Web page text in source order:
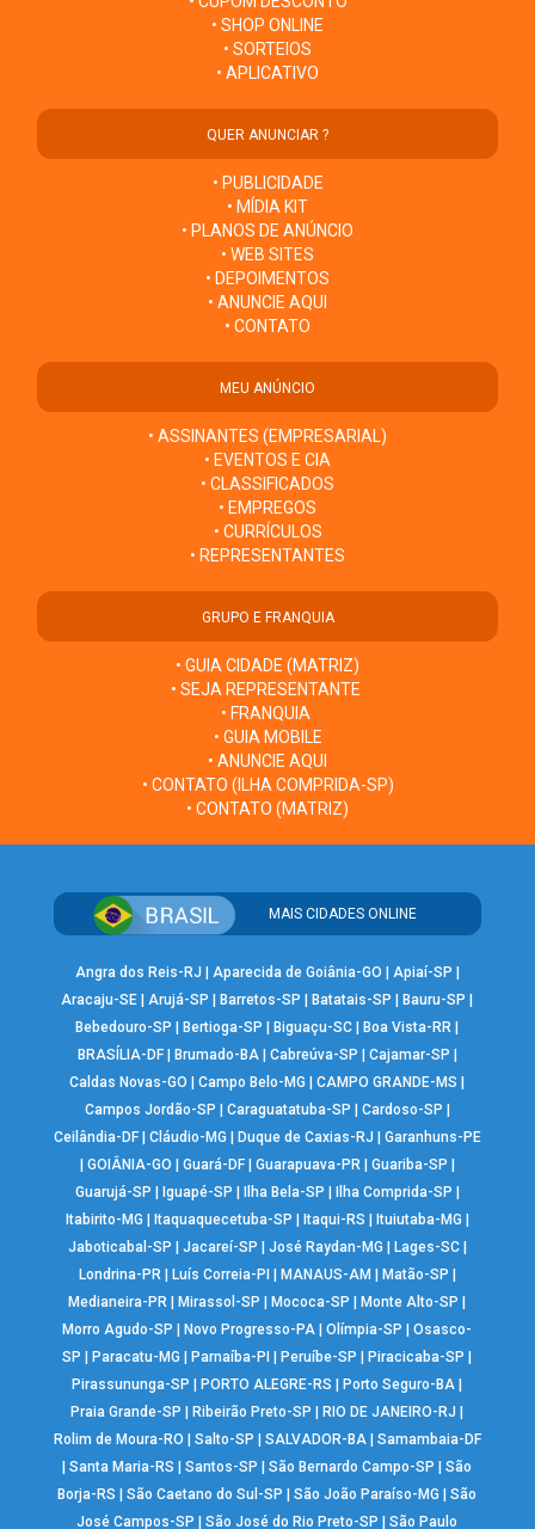
• SHOP ONLINE
• SORTEIOS
• APLICATIVO
QUER ANUNCIAR ?
• PUBLICIDADE
• MÍDIA KIT
• PLANOS DE ANÚNCIO
• WEB SITES
• DEPOIMENTOS
• ANUNCIE AQUI
• CONTATO
MEU ANÚNCIO
• ASSINANTES (EMPRESARIAL)
• EVENTOS E CIA
• CLASSIFICADOS
• EMPREGOS
• CURRÍCULOS
• REPRESENTANTES
GRUPO E FRANQUIA
• GUIA CIDADE (MATRIZ)
• SEJA REPRESENTANTE
• FRANQUIA
• GUIA MOBILE
• ANUNCIE AQUI
• CONTATO (ILHA COMPRIDA-SP)
• CONTATO (MATRIZ)
MAIS CIDADES ONLINE
Angra dos Reis-RJ | Aparecida de Goiânia-GO | Apiaí-SP |
Aracaju-SE | Arujá-SP |Barretos-SP |Batatais-SP |Bauru-SP |
Bebedouro-SP |Bertioga-SP |Biguaçu-SC |Boa Vista-RR |
BRASÍLIA-DF| Brumado-BA| Cabreúva-SP | Cajamar-SP |
Caldas Novas-GO |Campo Belo-MG |CAMPO GRANDE-MS |
Campos Jordão-SP | Caraguatatuba-SP | Cardoso-SP |
Ceilândia-DF| Cláudio-MG | Duque de Caxias-RJ | Garanhuns-PE
| GOIÂNIA-GO | Guará-DF| Guarapuava-PR | Guariba-SP |
Guarujá-SP | Iguapé-SP | Ilha Bela-SP | Ilha Comprida-SP |
Itabirito-MG | Itaquaquecetuba-SP | Itaqui-RS | Ituiutaba-MG |
Jaboticabal-SP | Jacareí-SP | José Raydan-MG | Lages-SC|
Londrina-PR | Luís Correia-PI | MANAUS-AM | Matão-SP |
Medianeira-PR |Mirassol-SP |Mococa-SP |Monte Alto-SP |
Morro Agudo-SP |Novo Progresso-PA |Olímpia-SP |Osasco-
SP |Paracatu-MG |Parnaíba-PI |Peruíbe-SP |Piracicaba-SP |
Pirassununga-SP |PORTO ALEGRE-RS |Porto Seguro-BA |
Praia Grande-SP |Ribeirão Preto-SP |RIO DE JANEIRO-RJ |
Rolim de Moura-RO | Salto-SP | SALVADOR-BA| Samambaia-DF
|Santa Maria-RS |Santos-SP |São Bernardo Campo-SP |São
Borja-RS |São Caetano do Sul-SP |São João Paraíso-MG |São
José Campos-SP |São José do Rio Preto-SP |São Paulo